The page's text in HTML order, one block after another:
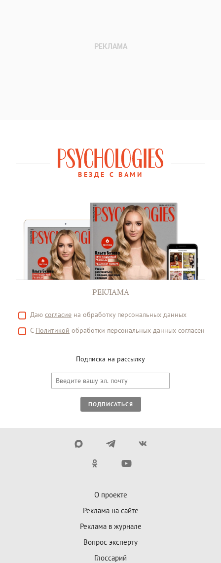
ВЕЗДЕ С ВАМИ
РЕКЛАМА
Даю согласие на обработку персональных данных
С Политикой обработки персональных данных согласен
Подписка на рассылку
ПОДПИСАТЬСЯ
О проекте
Реклама на сайте
Реклама в журнале
Вопрос эксперту
Глоссарий